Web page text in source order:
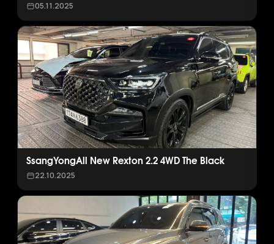
05.11.2025
SsangYongAll New Rexton 2.2 4WD The Black
22.10.2025